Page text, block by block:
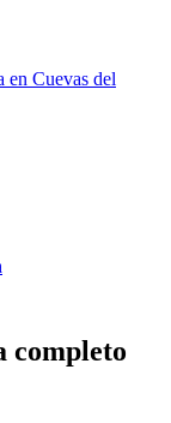
en Cuevas del
completo